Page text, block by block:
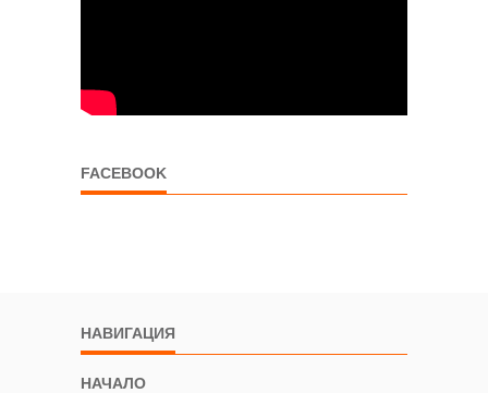
FACEBOOK
НАВИГАЦИЯ
НАЧАЛО